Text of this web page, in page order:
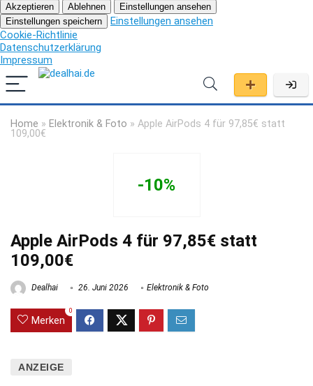
Akzeptieren Ablehnen
Einstellungen ansehen
Einstellungen speichern
Einstellungen ansehen
Cookie-Richtlinie
Datenschutzerklärung
Impressum
Home » Elektronik & Foto » Apple AirPods 4 für 97,85€ statt
109,00€
-10%
Apple AirPods 4 für 97,85€ statt
109,00€
Dealhai 26. Juni 2026 Elektronik & Foto
Merken
0
ANZEIGE